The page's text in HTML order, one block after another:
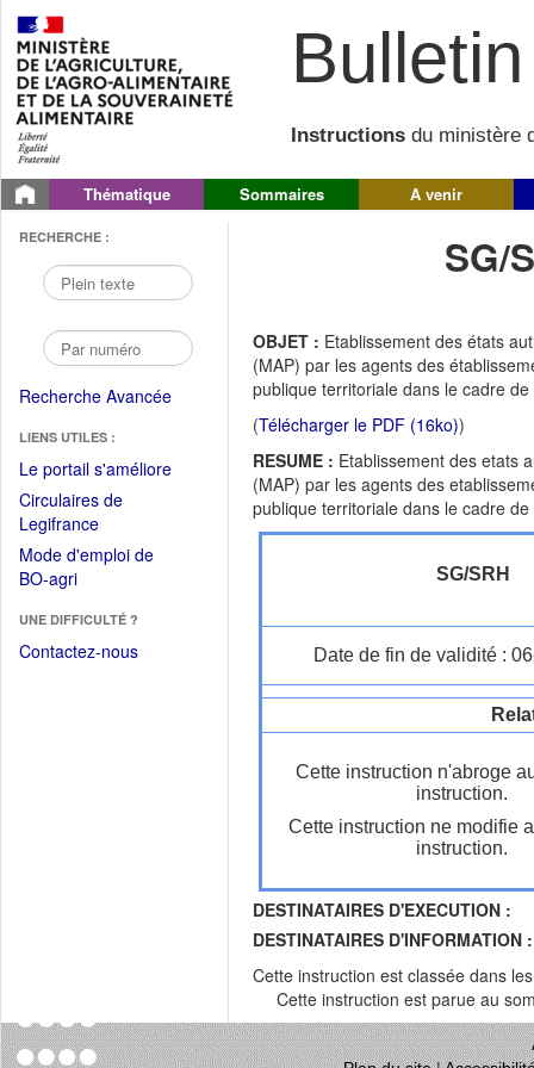
Instructions du ministère
Thématique Sommaires A venir
RECHERCHE :
Recherche Avancée
LIENS UTILES :
Le portail s'améliore(Fichier
Circulaires de
Legifrance(Ouvrir
dans
une
fenêtre)
Mode d'emploi de
BO-agri(Ouvrir
une
nouvelle
UNE DIFFICULTÉ ?
Contactez-nous
SG/
OBJET : Etablissement des états
(MAP) par les agents des
publique territoriale dans le cadre
(Télécharger le PDF (16ko))
RESUME : Etablissement des etats
(MAP) par les agents des
publique territoriale dans le cadre
SG/SRH
Date de fin de validité :
Cette instruction n'abroge
instruction.
Cette instruction ne modifie
instruction.
DESTINATAIRES D'EXECUTION :
DESTINATAIRES D'INFORMATION :
Cette instruction est classée dans
Cette instruction est parue au